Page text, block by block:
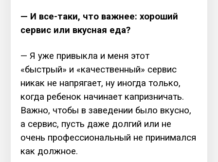
— И все-таки, что важнее: хороший
сервис или вкусная еда?
— Я уже привыкла и меня этот
«быстрый» и «качественный» сервис
никак не напрягает, ну иногда только,
когда ребенок начинает капризничать.
Важно, чтобы в заведении было вкусно,
а сервис, пусть даже долгий или не
очень профессиональный не принимался
как должное.